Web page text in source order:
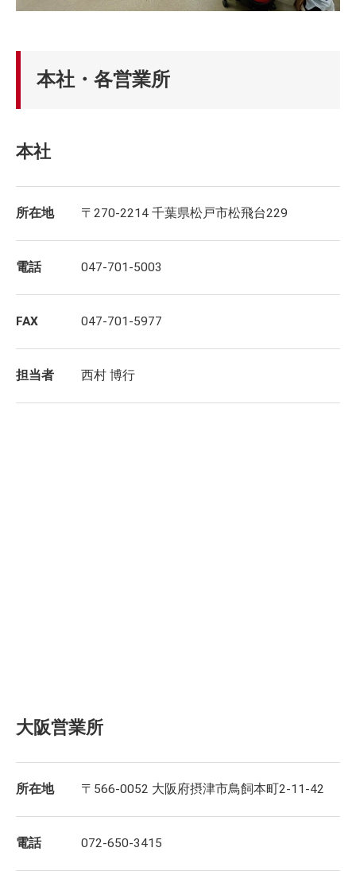
本社・各営業所
本社
所在地 〒270-2214 千葉県松戸市松飛台229
電話 047-701-5003
FAX 047-701-5977
担当者 西村 博行
大阪営業所
所在地 〒566-0052 大阪府摂津市鳥飼本町2-11-42
電話 072-650-3415